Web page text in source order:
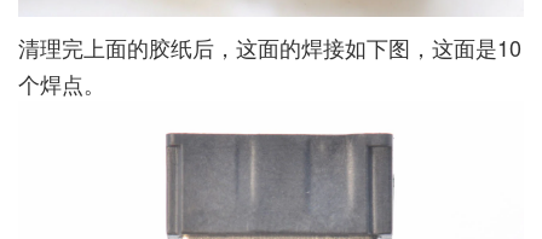
清理完上面的胶纸后，这面的焊接如下图，这面是10
个焊点。